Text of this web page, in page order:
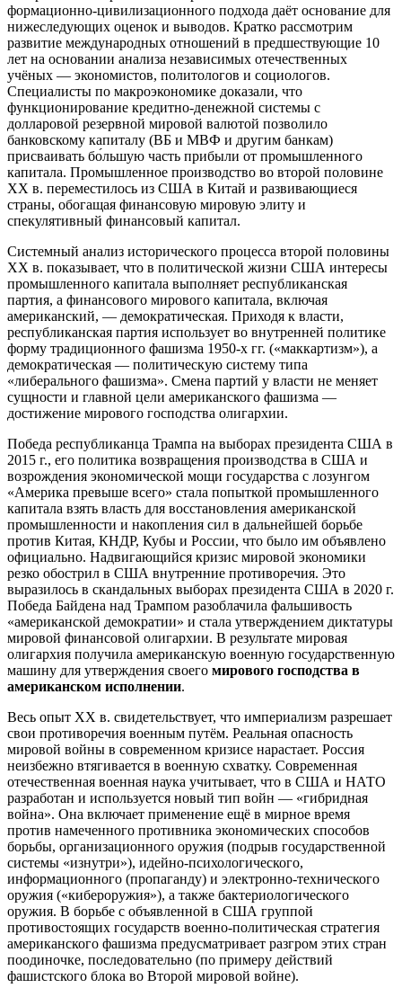
формационно-цивилизационного подхода даёт основание для
нижеследующих оценок и выводов. Кратко рассмотрим
развитие международных отношений в предшествующие 10
лет на основании анализа независимых отечественных
учёных — экономистов, политологов и социологов.
Специалисты по макроэкономике доказали, что
функционирование кредитно-денежной системы с
долларовой резервной мировой валютой позволило
банковскому капиталу (ВБ и МВФ и другим банкам)
присваивать бо́льшую часть прибыли от промышленного
капитала. Промышленное производство во второй половине
XX в. переместилось из США в Китай и развивающиеся
страны, обогащая финансовую мировую элиту и
спекулятивный финансовый капитал.
Системный анализ исторического процесса второй половины
XX в. показывает, что в политической жизни США интересы
промышленного капитала выполняет республиканская
партия, а финансового мирового капитала, включая
американский, — демократическая. Приходя к власти,
республиканская партия использует во внутренней политике
форму традиционного фашизма 1950-х гг. («маккартизм»), а
демократическая — политическую систему типа
«либерального фашизма». Смена партий у власти не меняет
сущности и главной цели американского фашизма —
достижение мирового господства олигархии.
Победа республиканца Трампа на выборах президента США в
2015 г., его политика возвращения производства в США и
возрождения экономической мощи государства с лозунгом
«Америка превыше всего» стала попыткой промышленного
капитала взять власть для восстановления американской
промышленности и накопления сил в дальнейшей борьбе
против Китая, КНДР, Кубы и России, что было им объявлено
официально. Надвигающийся кризис мировой экономики
резко обострил в США внутренние противоречия. Это
выразилось в скандальных выборах президента США в 2020 г.
Победа Байдена над Трампом разоблачила фальшивость
«американской демократии» и стала утверждением диктатуры
мировой финансовой олигархии. В результате мировая
олигархия получила американскую военную государственную
машину для утверждения своего мирового господства в
американском исполнении.
Весь опыт XX в. свидетельствует, что империализм разрешает
свои противоречия военным путём. Реальная опасность
мировой войны в современном кризисе нарастает. Россия
неизбежно втягивается в военную схватку. Современная
отечественная военная наука учитывает, что в США и НАТО
разработан и используется новый тип войн — «гибридная
война». Она включает применение ещё в мирное время
против намеченного противника экономических способов
борьбы, организационного оружия (подрыв государственной
системы «изнутри»), идейно-психологического,
информационного (пропаганду) и электронно-технического
оружия («кибероружия»), а также бактериологического
оружия. В борьбе с объявленной в США группой
противостоящих государств военно-политическая стратегия
американского фашизма предусматривает разгром этих стран
поодиночке, последовательно (по примеру действий
фашистского блока во Второй мировой войне).